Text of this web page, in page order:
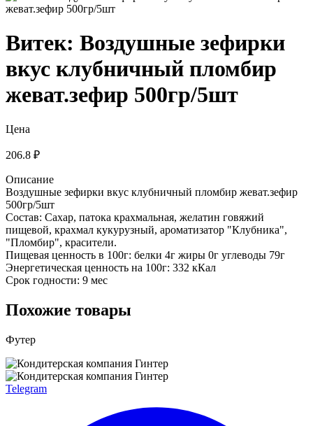
Витек: Воздушные зефирки
вкус клубничный пломбир
жеват.зефир 500гр/5шт
Цена
206.8 ₽
Описание
Воздушные зефирки вкус клубничный пломбир жеват.зефир
500гр/5шт
Состав: Сахар, патока крахмальная, желатин говяжий
пищевой, крахмал кукурузный, ароматизатор "Клубника",
"Пломбир", красители.
Пищевая ценность в 100г: белки 4г жиры 0г углеводы 79г
Энергетическая ценность на 100г: 332 кКал
Срок годности: 9 мес
Похожие товары
Футер
Telegram